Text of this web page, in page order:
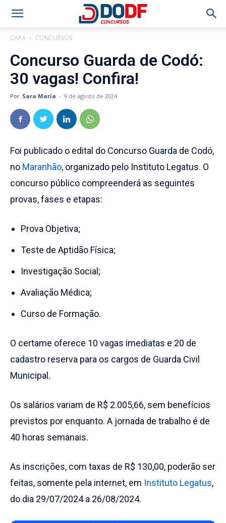
CAPA CONCURSOS
Concurso Guarda de Codó:
30 vagas! Confira!
Por Sara Maria - 9 de agosto de 2024
Foi publicado o edital do Concurso Guarda de Codó,
no Maranhão, organizado pelo Instituto Legatus. O
concurso público compreenderá as seguintes
provas, fases e etapas:
Prova Objetiva;
Teste de Aptidão Física;
Investigação Social;
Avaliação Médica;
Curso de Formação.
O certame oferece 10 vagas imediatas e 20 de
cadastro reserva para os cargos de Guarda Civil
Municipal.
Os salários variam de R$ 2.005,66, sem benefícios
previstos por enquanto. A jornada de trabalho é de
40 horas semanais.
As inscrições, com taxas de R$ 130,00, poderão ser
feitas, somente pela internet, em Instituto Legatus,
do dia 29/07/2024 a 26/08/2024.